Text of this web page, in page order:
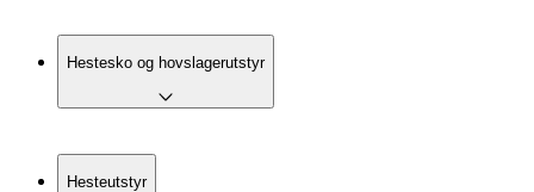
Hestesko og hovslagerutstyr
Hesteutstyr